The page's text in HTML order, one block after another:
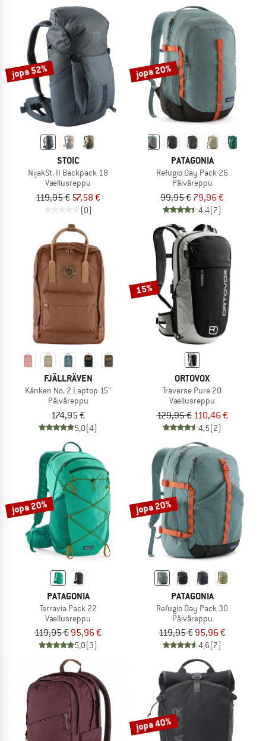
jopa 52%
STOIC
NijakSt. II Backpack 18
Vaellusreppu
119,95 € 57,58 €
(0)
jopa 20%
PATAGONIA
Refugio Day Pack 26
Päiväreppu
99,95 € 79,96 €
4,4(7)
FJÄLLRÄVEN
Kånken No. 2 Laptop 15''
Päiväreppu
174,95 €
5,0(4)
15%
ORTOVOX
Traverse Pure 20
Vaellusreppu
129,95 € 110,46 €
4,5(2)
jopa 20%
PATAGONIA
Terravia Pack 22
Vaellusreppu
119,95 € 95,96 €
5,0(3)
jopa 20%
PATAGONIA
Refugio Day Pack 30
Päiväreppu
119,95 € 95,96 €
4,6(7)
jopa 40%